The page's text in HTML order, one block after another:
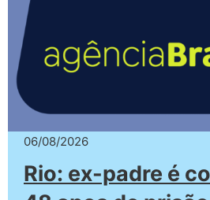
06/08/2026
Rio: ex-padre é